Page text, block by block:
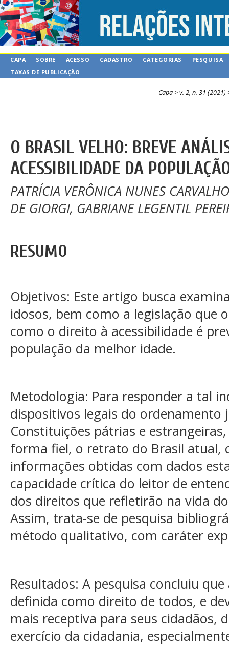
CAPA SOBRE ACESSO CADASTRO CATEGORIAS
PESQUISA
TAXAS DE PUBLICAÇÃO
Capa >v. 2, n. 31 (2021)
O BRASIL VELHO: BREVE
ACESSIBILIDADE DA
PATRÍCIA VERÔNICA NUNES
DE GIORGI, GABRIANE LEGENTIL
RESUMO
Objetivos: Este artigo busca
idosos, bem como a legislação que
como o direito à acessibilidade é
população da melhor idade.
Metodologia: Para responder a tal
dispositivos legais do
Constituições pátrias e
forma fiel, o retrato do Brasil atual,
informações obtidas com dados
capacidade crítica do leitor de
dos direitos que refletirão na vida
Assim, trata-se de pesquisa
método qualitativo, com caráter
Resultados: A pesquisa concluiu
definida como direito de todos, e
mais receptiva para seus cidadãos,
exercício da cidadania,